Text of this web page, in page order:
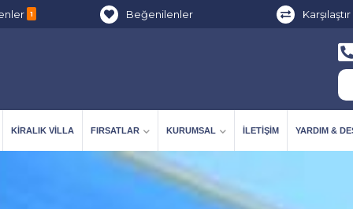
1 Beğenilenler Karşılaştır
KIRALIK VILLA FIRSATLAR KURUMSAL İLETIŞIM YARDIM &